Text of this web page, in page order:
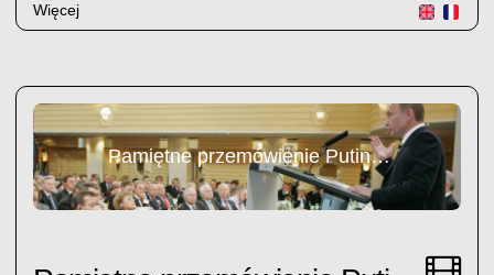
Więcej
Pamiętne przemówienie Putina w Monachium w 2007r